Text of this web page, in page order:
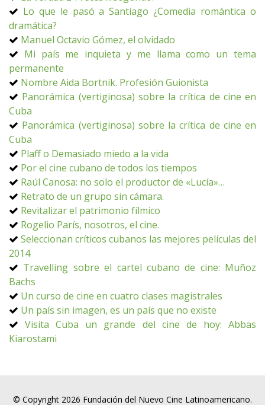
Lo que le pasó a Santiago ¿Comedia romántica o
dramática?
Manuel Octavio Gómez, el olvidado
Mi país me inquieta y me llama como un tema
permanente
Nombre Aida Bortnik. Profesión Guionista
Panorámica (vertiginosa) sobre la crítica de cine en
Cuba
Panorámica (vertiginosa) sobre la crítica de cine en
Cuba
Plaff o Demasiado miedo a la vida
Por el cine cubano de todos los tiempos
Raúl Canosa: no solo el productor de «Lucía»…
Retrato de un grupo sin cámara.
Revitalizar el patrimonio fílmico
Rogelio París, nosotros, el cine.
Seleccionan críticos cubanos las mejores películas del
2014
Travelling sobre el cartel cubano de cine: Muñoz
Bachs
Un curso de cine en cuatro clases magistrales
Un país sin imagen, es un país que no existe
Visita Cuba un grande del cine de hoy: Abbas
Kiarostami
© Copyright 2026 Fundación del Nuevo Cine Latinoamericano.